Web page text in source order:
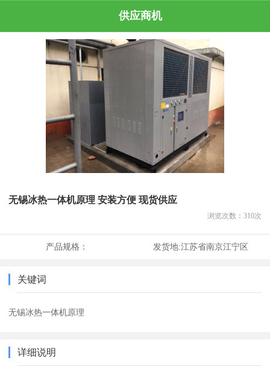
供应商机
无锡冰热一体机原理 安装方便 现货供应
浏览次数： 310次
产品规格： 发货地:江苏省南京江宁区
关键词
无锡冰热一体机原理
详细说明